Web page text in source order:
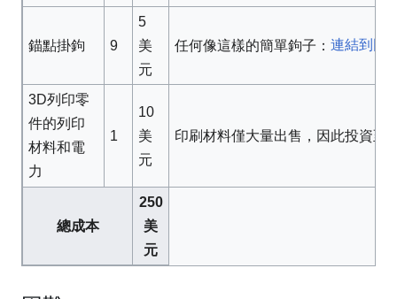
錨點掛鉤 9
5
美
元
任何像這樣的簡單鉤子：連結到圖
3D列印零
件的列印
材料和電
力
1
10
美
元
印刷材料僅大量出售，因此投資至
總成本
250
美
元